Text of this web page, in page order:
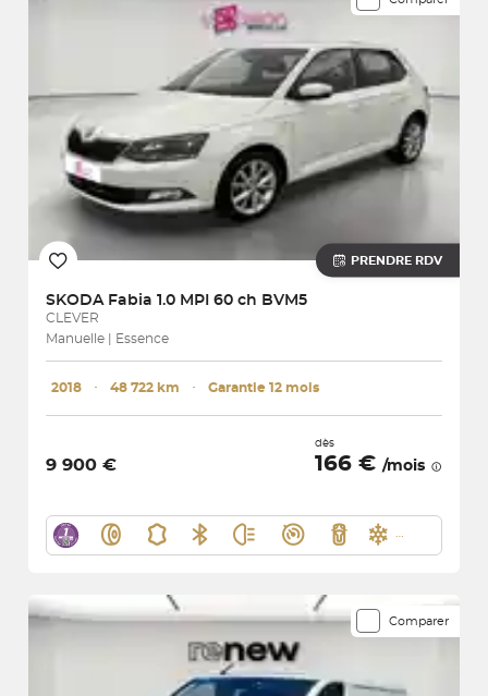
PRENDRE RDV
SKODA Fabia 1.0 MPI 60 ch BVM5
CLEVER
Manuelle | Essence
2018 ･ 48 722 km ･ Garantie 12 mois
9 900 €
dès
166 € /mois
Comparer